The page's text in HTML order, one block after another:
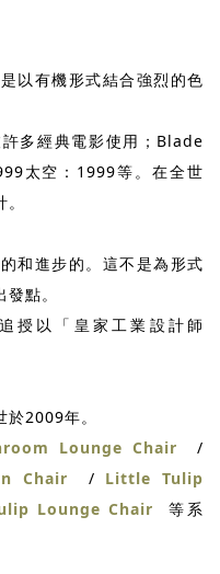
以有機形式結合強烈的色
多經典電影使用；Blade
太空：1999等。在全世
和進步的。這不是為形式
點。
授以「皇家工業設計師
2009年。
Lounge Chair
/
Chair / Little Tulip
Lounge Chair
等系